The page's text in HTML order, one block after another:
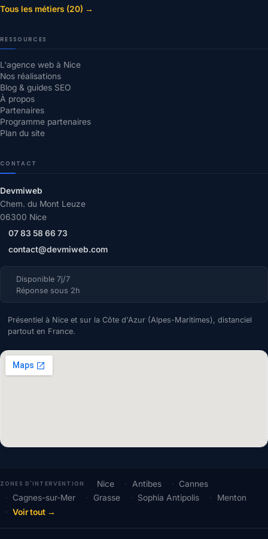
Tous les métiers (20) →
RESSOURCES
L'agence web à Nice
Nos réalisations
Blog & guides SEO
À propos
Partenaires
Programme partenaires
Plan du site
CONTACT
Devmiweb
Chem. du Mont Leuze
06300 Nice
07 83 58 66 73
contact@devmiweb.com
Disponible 7j/7
Réponse sous 2h
Présentiel à Nice et sur la Côte d'Azur (Alpes-Maritimes), distanciel
partout en France.
ZONES D'INTERVENTION Nice Antibes
Cannes
Cagnes-sur-Mer
Grasse Sophia Antipolis
Menton
Voir tout →